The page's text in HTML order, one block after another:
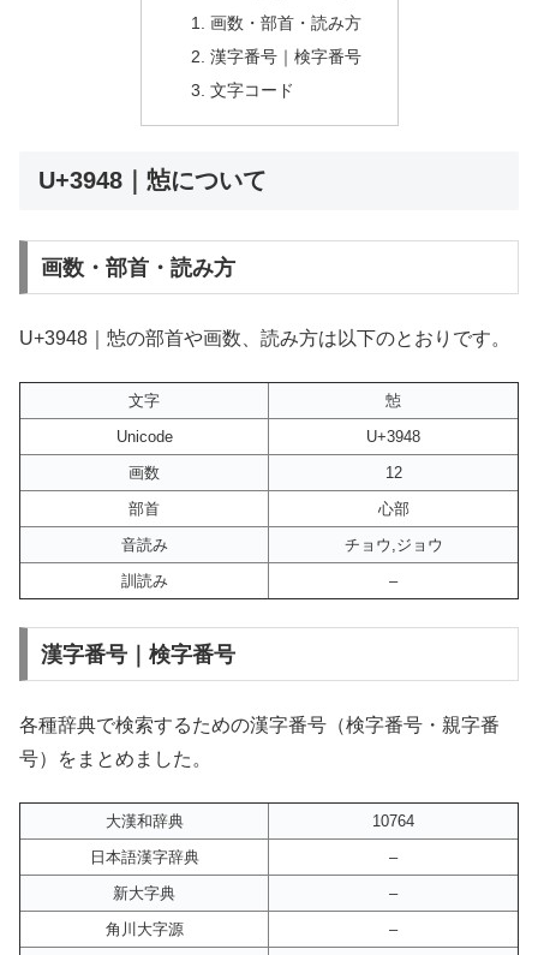
画数・部首・読み方
漢字番号｜検字番号
文字コード
U+3948｜㥈について
画数・部首・読み方
U+3948｜㥈の部首や画数、読み方は以下のとおりです。
文字
㥈
Unicode
U+3948
画数
12
部首
心部
音読み
チョウ,ジョウ
訓読み
–
漢字番号｜検字番号
各種辞典で検索するための漢字番号（検字番号・親字番
号）をまとめました。
大漢和辞典
10764
日本語漢字辞典
–
新大字典
–
角川大字源
–